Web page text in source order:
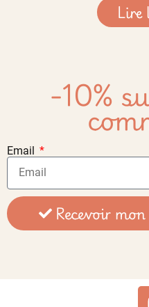
Lire
-10%
Email
Recevoir